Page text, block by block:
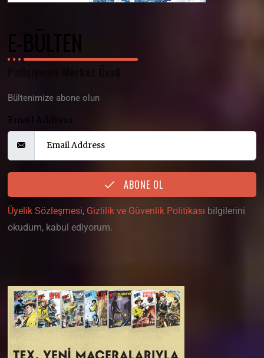
E-BÜLTEN
Bültenimize abone olun
Email Address
ABONE OL
Üyelik Sözleşmesi, Gizlilik ve Güvenlik Politikası bilgilerini
okudum, kabul ediyorum.